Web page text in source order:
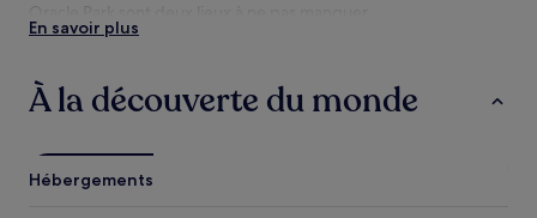
à proximité
Pier 39
Centre des congrès Moscone
En savoir plus
À la découverte du monde
Hébergements